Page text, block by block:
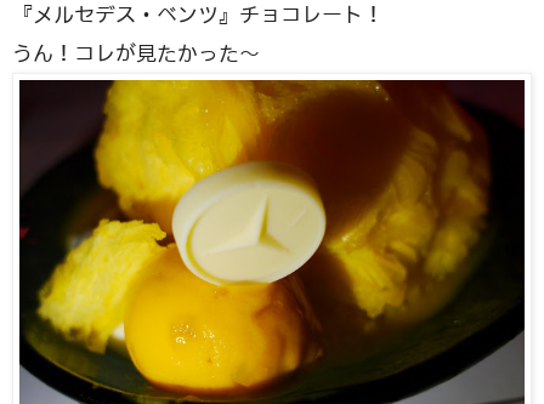
『メルセデス・ベンツ』チョコレート！
うん！コレが見たかった〜